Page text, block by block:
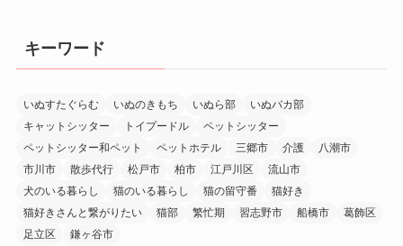
キーワード
いぬすたぐらむ いぬのきもち いぬら部
いぬバカ部
キャットシッター
トイプードル
ペットシッター
ペットシッター和ペット
ペットホテル 三郷市 介護
八潮市
市川市
散歩代行 松戸市 柏市 江戸川区
流山市
犬のいる暮らし
猫のいる暮らし 猫の留守番
猫好き
猫好きさんと繋がりたい
猫部 繁忙期 習志野市 船橋市
葛飾区
足立区
鎌ヶ谷市